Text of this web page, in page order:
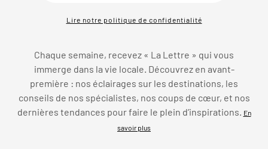
Lire notre politique de confidentialité
Chaque semaine, recevez « La Lettre » qui vous
immerge dans la vie locale. Découvrez en avant-
première : nos éclairages sur les destinations, les
conseils de nos spécialistes, nos coups de cœur, et nos
dernières tendances pour faire le plein d’inspirations.
En
savoir plus